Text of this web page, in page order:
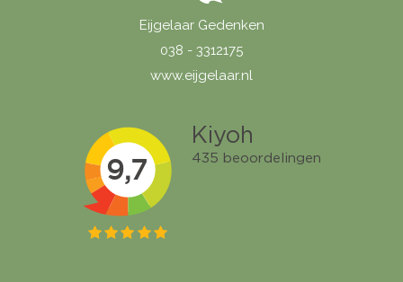
Eijgelaar Gedenken
038 - 3312175
www.eijgelaar.nl